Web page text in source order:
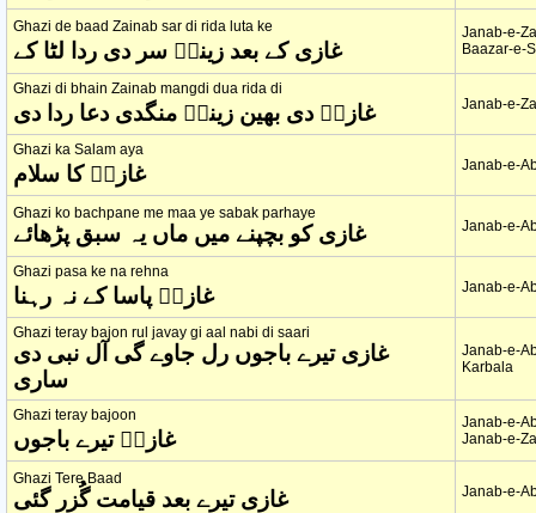
Ghazi de baad Zainab sar di rida luta ke
غازی کے بعد زینبؑ سر دی ردا لٹا کے
Janab-e-
Baazar-e-
Ghazi di bhain Zainab mangdi dua rida di
غازیؑ دی بھین زینبؑ منگدی دعا ردا دی Janab-e-
Ghazi ka Salam aya
غازیؑ کا سلام Janab-e-
Ghazi ko bachpane me maa ye sabak parhaye
غازی کو بچپنے میں ماں یہ سبق پڑھائے Janab-e-
Ghazi pasa ke na rehna
غازیؑ پاسا کے نہ رہنا Janab-e-
Ghazi teray bajon rul javay gi aal nabi di saari
غازی تیرے باجوں رل جاوے گی آل نبی دی
ساری
Janab-e-
Karbala
Ghazi teray bajoon
غازیؑ تیرے باجوں
Janab-e-
Janab-e-
Ghazi Tere Baad
غازی تیرے بعد قیامت گُزر گئی Janab-e-